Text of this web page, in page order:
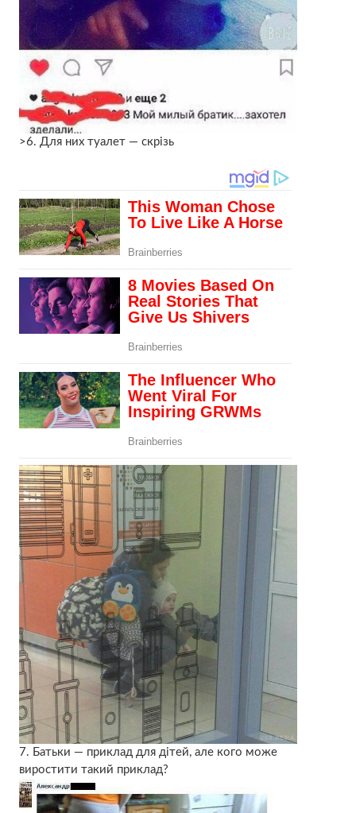
>6. Для них туалет — скрізь
7. Батьки — приклад для дітей, але кого може
виростити такий приклад?